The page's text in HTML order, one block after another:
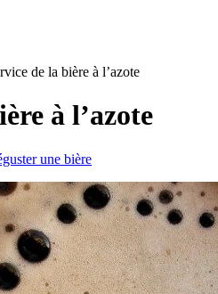
de la bière à l’azote
à l’azote
une bière